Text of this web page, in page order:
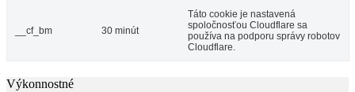
__cf_bm 30 minút
Táto cookie je nastavená
spoločnosťou Cloudflare sa
používa na podporu správy robotov
Cloudflare.
Výkonnostné